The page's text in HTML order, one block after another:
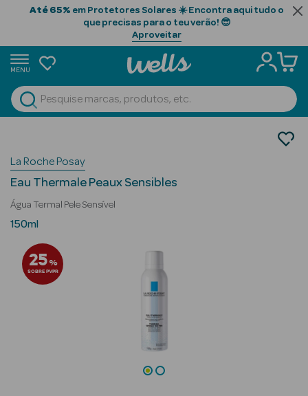
Até 65% em Protetores Solares ☀️ Encontra aqui tudo o
que precisas para o teu verão! 😎
Aproveitar
MENU
Ver Tudo
Beauty Season
Cabelo
Beauty Season
Beauty Season
Cosmética
Água Termal
La Roche Posay
Eau Thermale Peaux Sensibles
Água Termal Pele Sensível
150ml
25%
SOBRE PVPR